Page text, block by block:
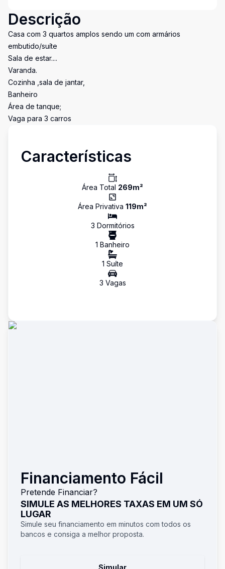
Descrição
Casa com 3 quartos amplos sendo um com armários
embutido/suíte
Sala de estar....
Varanda.
Cozinha ,sala de jantar,
Banheiro
Área de tanque;
Vaga para 3 carros
Características
Área Total 269m²
Área Privativa 119m²
3 Dormitórios
1 Banheiro
1 Suíte
3 Vagas
Financiamento Fácil
Pretende Financiar?
SIMULE AS MELHORES TAXAS EM UM SÓ
LUGAR
Simule seu financiamento em minutos com todos os
bancos e consiga a melhor proposta.
Simular